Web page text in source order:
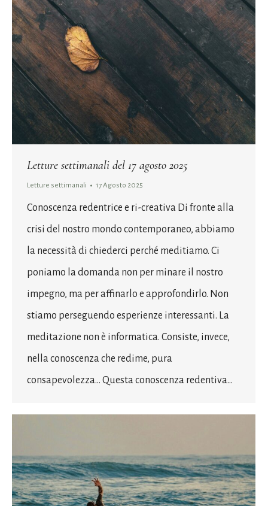
Letture settimanali del 17 agosto 2025
Letture settimanali 17 Agosto 2025
Conoscenza redentrice e ri-creativa Di fronte alla
crisi del nostro mondo contemporaneo, abbiamo
la necessità di chiederci perché meditiamo. Ci
poniamo la domanda non per minare il nostro
impegno, ma per affinarlo e approfondirlo. Non
stiamo perseguendo esperienze interessanti. La
meditazione non è informatica. Consiste, invece,
nella conoscenza che redime, pura
consapevolezza… Questa conoscenza redentiva…